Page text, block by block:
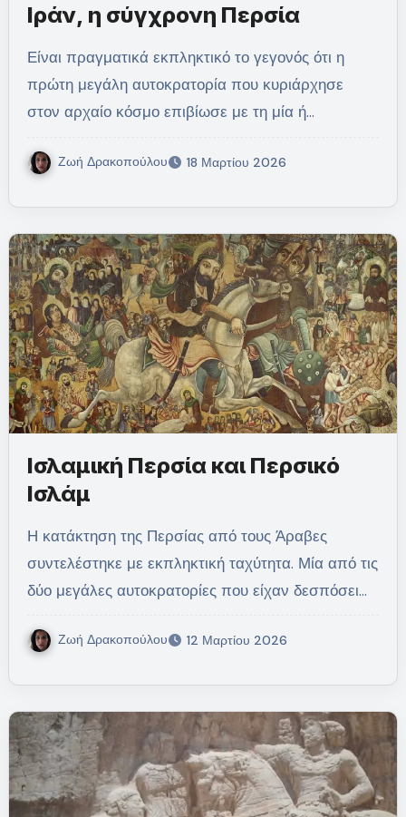
Ιράν, η σύγχρονη Περσία
Είναι πραγματικά εκπληκτικό το γεγονός ότι η
πρώτη μεγάλη αυτοκρατορία που κυριάρχησε
στον αρχαίο κόσμο επιβίωσε με τη μία ή…
Ζωή Δρακοπούλου 18 Μαρτίου 2026
Ισλαμική Περσία και Περσικό
Ισλάμ
Η κατάκτηση της Περσίας από τους Άραβες
συντελέστηκε με εκπληκτική ταχύτητα. Μία από τις
δύο μεγάλες αυτοκρατορίες που είχαν δεσπόσει…
Ζωή Δρακοπούλου 12 Μαρτίου 2026